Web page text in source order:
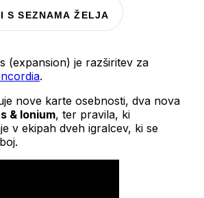
S SEZNAMA ŽELJA
(expansion) je razširitev za
.
nove karte osebnosti, dva nova
& Ionium, ter pravila, ki
v ekipah dveh igralcev, ki se